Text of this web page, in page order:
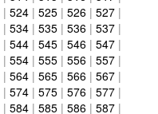
| 524 | 525 | 526 | 527 |
| 534 | 535 | 536 | 537 |
| 544 | 545 | 546 | 547 |
| 554 | 555 | 556 | 557 |
| 564 | 565 | 566 | 567 |
| 574 | 575 | 576 | 577 |
| 584 | 585 | 586 | 587 |